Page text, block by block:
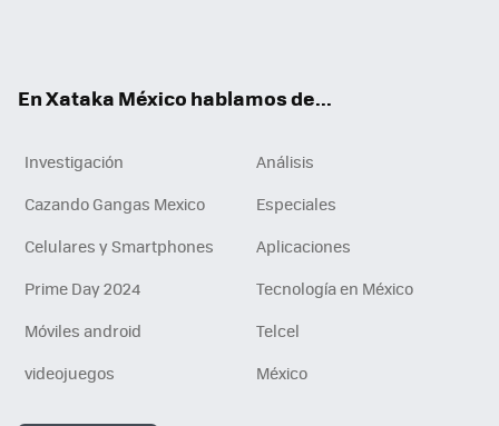
En Xataka México hablamos de...
Investigación
Análisis
Cazando Gangas Mexico
Especiales
Celulares y Smartphones
Aplicaciones
Prime Day 2024
Tecnología en México
Móviles android
Telcel
videojuegos
México